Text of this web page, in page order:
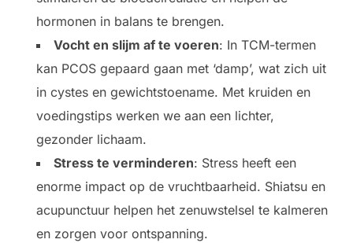
hormonen in balans te brengen.
Vocht en slijm af te voeren: In TCM-termen
kan PCOS gepaard gaan met ‘damp’, wat zich uit
in cystes en gewichtstoename. Met kruiden en
voedingstips werken we aan een lichter,
gezonder lichaam.
Stress te verminderen: Stress heeft een
enorme impact op de vruchtbaarheid. Shiatsu en
acupunctuur helpen het zenuwstelsel te kalmeren
en zorgen voor ontspanning.